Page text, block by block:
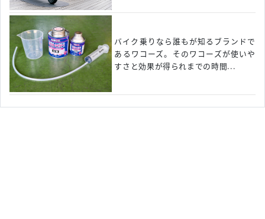
バイク乗りなら誰もが知るブランドで
あるワコーズ。そのワコーズが使いや
すさと効果が得られまでの時間...